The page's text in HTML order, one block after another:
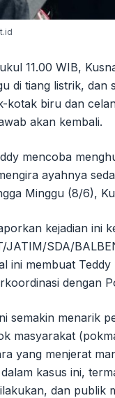
11.00 WIB,
di tiang listrik, dan
kotak biru dan
akan kembali.
mencoba
ayahnya
Minggu (8/6),
kejadian ini
JATIM/SDA/
ini membuat
dengan
semakin menarik
masyarakat
yang menjerat
kasus ini,
dan publik